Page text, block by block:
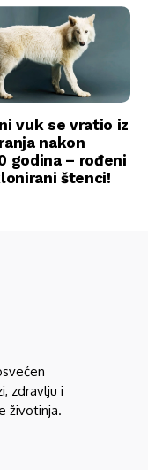
vuk se vratio iz
nakon
godina – rođeni
štenci!
zdravlju i
životinja.